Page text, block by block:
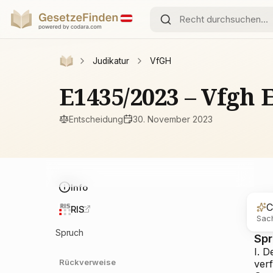
Judikatur VfGH
E1435/2023 –
Entscheidung 30. November 2023
Info
RIS
Spruch
Rückverweise
I.